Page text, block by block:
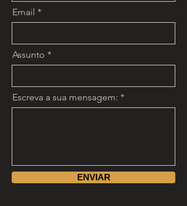
Email
Assunto
Escreva a sua mensagem:
ENVIAR